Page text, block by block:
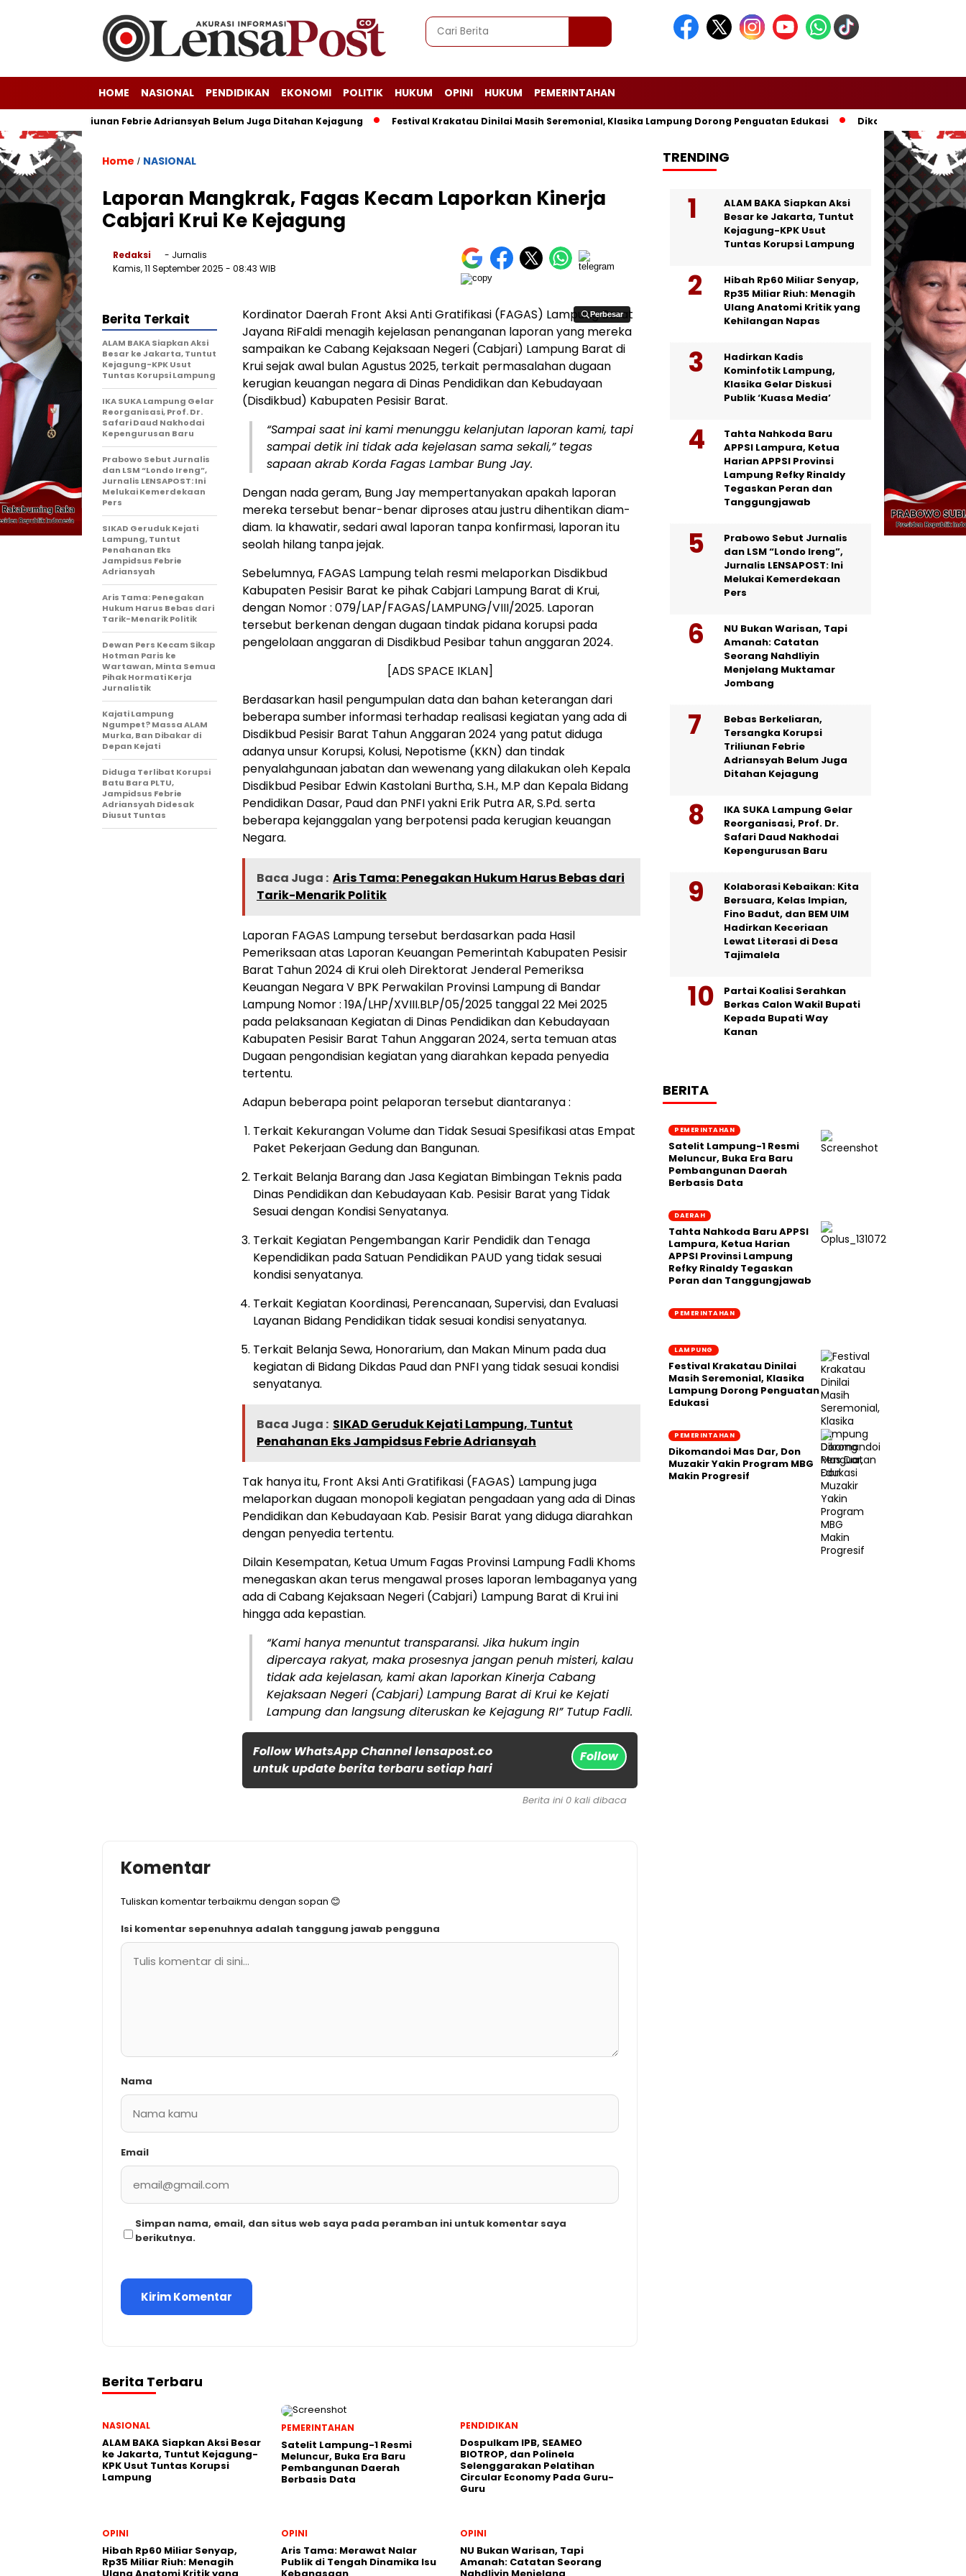
HOME NASIONAL PENDIDIKAN EKONOMI POLITIK HUKUM OPINI HUKUM PEMERINTAHAN
Triliunan Febrie Adriansyah Belum Juga Ditahan Kejagung Festival Krakatau Dinilai Masih Seremonial, Klasika Lampung Dorong Penguatan Edukasi Dikomandoi Mas Dar, Don
Home / NASIONAL
Laporan Mangkrak, Fagas Kecam Laporkan Kinerja
Cabjari Krui Ke Kejagung
Redaksi
- Jurnalis
Kamis, 11 September 2025 - 08:43 WIB
Perbesar
Perbesar
Kordinator Daerah Front Aksi Anti Gratifikasi (FAGAS) Lampung Barat
Jayana RiFaldi menagih kejelasan penanganan laporan yang mereka
sampaikan ke Cabang Kejaksaan Negeri (Cabjari) Lampung Barat di
Krui sejak awal bulan Agustus 2025, terkait permasalahan dugaan
kerugian keuangan negara di Dinas Pendidikan dan Kebudayaan
(Disdikbud) Kabupaten Pesisir Barat.
“Sampai saat ini kami menunggu kelanjutan laporan kami, tapi
sampai detik ini tidak ada kejelasan sama sekali,” tegas
sapaan akrab Korda Fagas Lambar Bung Jay.
Dengan nada geram, Bung Jay mempertanyakan apakah laporan
mereka tersebut benar-benar diproses atau justru dihentikan diam-
diam. Ia khawatir, sedari awal laporan tanpa konfirmasi, laporan itu
seolah hilang tanpa jejak.
Sebelumnya, FAGAS Lampung telah resmi melaporkan Disdikbud
Kabupaten Pesisir Barat ke pihak Cabjari Lampung Barat di Krui,
dengan Nomor : 079/LAP/FAGAS/LAMPUNG/VIII/2025. Laporan
tersebut berkenan dengan dugaan tindak pidana korupsi pada
pengelolaan anggaran di Disdikbud Pesibar tahun anggaran 2024.
[ADS SPACE IKLAN]
Berdasarkan hasil pengumpulan data dan bahan keterangan dari
beberapa sumber informasi terhadap realisasi kegiatan yang ada di
Disdikbud Pesisir Barat Tahun Anggaran 2024 yang patut diduga
adanya unsur Korupsi, Kolusi, Nepotisme (KKN) dan tindak
penyalahgunaan jabatan dan wewenang yang dilakukan oleh Kepala
Disdikbud Pesibar Edwin Kastolani Burtha, S.H., M.P dan Kepala Bidang
Pendidikan Dasar, Paud dan PNFI yakni Erik Putra AR, S.Pd. serta
beberapa kejanggalan yang berpotensi pada kerugian keuangan
Negara.
Baca Juga : Aris Tama: Penegakan Hukum Harus Bebas dari
Tarik-Menarik Politik
Laporan FAGAS Lampung tersebut berdasarkan pada Hasil
Pemeriksaan atas Laporan Keuangan Pemerintah Kabupaten Pesisir
Barat Tahun 2024 di Krui oleh Direktorat Jenderal Pemeriksa
Keuangan Negara V BPK Perwakilan Provinsi Lampung di Bandar
Lampung Nomor : 19A/LHP/XVIII.BLP/05/2025 tanggal 22 Mei 2025
pada pelaksanaan Kegiatan di Dinas Pendidikan dan Kebudayaan
Kabupaten Pesisir Barat Tahun Anggaran 2024, serta temuan atas
Dugaan pengondisian kegiatan yang diarahkan kepada penyedia
tertentu.
Adapun beberapa point pelaporan tersebut diantaranya :
Terkait Kekurangan Volume dan Tidak Sesuai Spesifikasi atas Empat
Paket Pekerjaan Gedung dan Bangunan.
Terkait Belanja Barang dan Jasa Kegiatan Bimbingan Teknis pada
Dinas Pendidikan dan Kebudayaan Kab. Pesisir Barat yang Tidak
Sesuai dengan Kondisi Senyatanya.
Terkait Kegiatan Pengembangan Karir Pendidik dan Tenaga
Kependidikan pada Satuan Pendidikan PAUD yang tidak sesuai
kondisi senyatanya.
Terkait Kegiatan Koordinasi, Perencanaan, Supervisi, dan Evaluasi
Layanan Bidang Pendidikan tidak sesuai kondisi senyatanya.
Terkait Belanja Sewa, Honorarium, dan Makan Minum pada dua
kegiatan di Bidang Dikdas Paud dan PNFI yang tidak sesuai kondisi
senyatanya.
Baca Juga : SIKAD Geruduk Kejati Lampung, Tuntut
Penahanan Eks Jampidsus Febrie Adriansyah
Tak hanya itu, Front Aksi Anti Gratifikasi (FAGAS) Lampung juga
melaporkan dugaan monopoli kegiatan pengadaan yang ada di Dinas
Pendidikan dan Kebudayaan Kab. Pesisir Barat yang diduga diarahkan
dengan penyedia tertentu.
Dilain Kesempatan, Ketua Umum Fagas Provinsi Lampung Fadli Khoms
menegaskan akan terus mengawal proses laporan lembaganya yang
ada di Cabang Kejaksaan Negeri (Cabjari) Lampung Barat di Krui ini
hingga ada kepastian.
“Kami hanya menuntut transparansi. Jika hukum ingin
dipercaya rakyat, maka prosesnya jangan penuh misteri, kalau
tidak ada kejelasan, kami akan laporkan Kinerja Cabang
Kejaksaan Negeri (Cabjari) Lampung Barat di Krui ke Kejati
Lampung dan langsung diteruskan ke Kejagung RI” Tutup Fadli.
Follow WhatsApp Channel lensapost.co
untuk update berita terbaru setiap hari
Follow
Berita Terkait
ALAM BAKA Siapkan Aksi
Besar ke Jakarta, Tuntut
Kejagung-KPK Usut
Tuntas Korupsi Lampung
IKA SUKA Lampung Gelar
Reorganisasi, Prof. Dr.
Safari Daud Nakhodai
Kepengurusan Baru
Prabowo Sebut Jurnalis
dan LSM “Londo Ireng”,
Jurnalis LENSAPOST: Ini
Melukai Kemerdekaan
Pers
SIKAD Geruduk Kejati
Lampung, Tuntut
Penahanan Eks
Jampidsus Febrie
Adriansyah
Aris Tama: Penegakan
Hukum Harus Bebas dari
Tarik-Menarik Politik
Dewan Pers Kecam Sikap
Hotman Paris ke
Wartawan, Minta Semua
Pihak Hormati Kerja
Jurnalistik
Kajati Lampung
Ngumpet? Massa ALAM
Murka, Ban Dibakar di
Depan Kejati
Diduga Terlibat Korupsi
Batu Bara PLTU,
Jampidsus Febrie
Adriansyah Didesak
Diusut Tuntas
Berita ini 0 kali dibaca
Komentar
Tuliskan komentar terbaikmu dengan sopan 😊
Isi komentar sepenuhnya adalah tanggung jawab pengguna
Nama
Email
Simpan nama, email, dan situs web saya pada peramban ini untuk komentar saya
berikutnya.
Berita Terbaru
NASIONAL
ALAM BAKA Siapkan Aksi Besar
ke Jakarta, Tuntut Kejagung-
KPK Usut Tuntas Korupsi
Lampung
PEMERINTAHAN
Satelit Lampung-1 Resmi
Meluncur, Buka Era Baru
Pembangunan Daerah
Berbasis Data
PENDIDIKAN
Dospulkam IPB, SEAMEO
BIOTROP, dan Polinela
Selenggarakan Pelatihan
Circular Economy Pada Guru-
Guru
OPINI
Hibah Rp60 Miliar Senyap,
Rp35 Miliar Riuh: Menagih
OPINI
Aris Tama: Merawat Nalar
Publik di Tengah Dinamika Isu
OPINI
NU Bukan Warisan, Tapi
Amanah: Catatan Seorang
TRENDING
ALAM BAKA Siapkan Aksi
Besar ke Jakarta, Tuntut
Kejagung-KPK Usut
Tuntas Korupsi Lampung
Hibah Rp60 Miliar Senyap,
Rp35 Miliar Riuh: Menagih
Ulang Anatomi Kritik yang
Kehilangan Napas
Hadirkan Kadis
Kominfotik Lampung,
Klasika Gelar Diskusi
Publik ‘Kuasa Media’
Tahta Nahkoda Baru
APPSI Lampura, Ketua
Harian APPSI Provinsi
Lampung Refky Rinaldy
Tegaskan Peran dan
Tanggungjawab
Prabowo Sebut Jurnalis
dan LSM “Londo Ireng”,
Jurnalis LENSAPOST: Ini
Melukai Kemerdekaan
Pers
NU Bukan Warisan, Tapi
Amanah: Catatan
Seorang Nahdliyin
Menjelang Muktamar
Jombang
Bebas Berkeliaran,
Tersangka Korupsi
Triliunan Febrie
Adriansyah Belum Juga
Ditahan Kejagung
IKA SUKA Lampung Gelar
Reorganisasi, Prof. Dr.
Safari Daud Nakhodai
Kepengurusan Baru
Kolaborasi Kebaikan: Kita
Bersuara, Kelas Impian,
Fino Badut, dan BEM UIM
Hadirkan Keceriaan
Lewat Literasi di Desa
Tajimalela
Partai Koalisi Serahkan
Berkas Calon Wakil Bupati
Kepada Bupati Way
Kanan
BERITA
PEMERINTAHAN
Satelit Lampung-1 Resmi
Meluncur, Buka Era Baru
Pembangunan Daerah
Berbasis Data
DAERAH
Tahta Nahkoda Baru APPSI
Lampura, Ketua Harian
APPSI Provinsi Lampung
Refky Rinaldy Tegaskan
Peran dan Tanggungjawab
PEMERINTAHAN
LAMPUNG
Festival Krakatau Dinilai
Masih Seremonial, Klasika
Lampung Dorong Penguatan
Edukasi
PEMERINTAHAN
Dikomandoi Mas Dar, Don
Muzakir Yakin Program MBG
Makin Progresif